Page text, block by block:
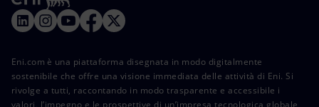
Eni.com è una piattaforma disegnata in modo digitalmente
sostenibile che offre una visione immediata delle attività di Eni. Si
rivolge a tutti, raccontando in modo trasparente e accessibile i
valori, l’impegno e le prospettive di un’impresa tecnologica globale